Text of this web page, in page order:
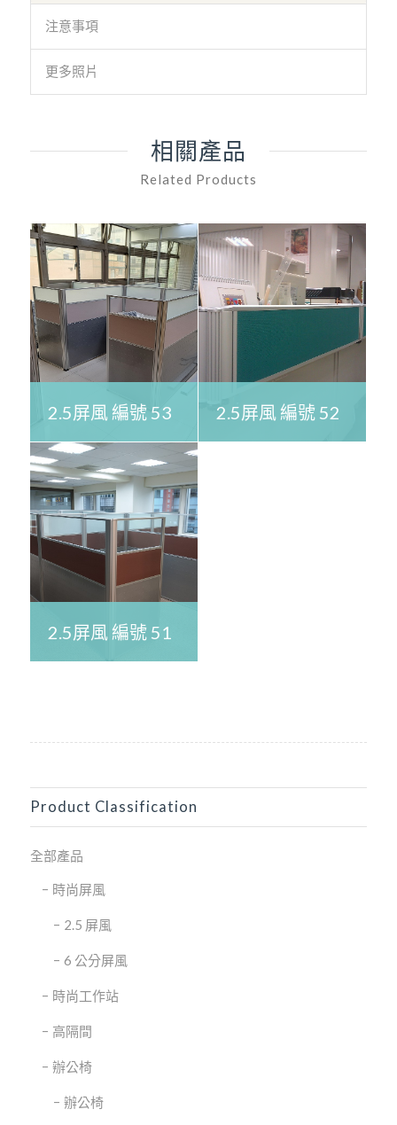
注意事項
更多照片
相關產品
Related Products
2.5屏風 編號 53 2.5屏風 編號 52
2.5屏風 編號 51
Product Classification
全部產品
時尚屏風
2.5 屏風
6 公分屏風
時尚工作站
高隔間
辦公椅
辦公椅